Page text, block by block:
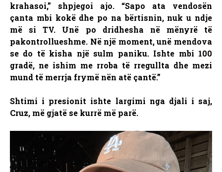
krahasoi,” shpjegoi ajo. “Sapo ata vendosën
çanta mbi kokë dhe po na bërtisnin, nuk u ndje
më si TV. Unë po dridhesha në mënyrë të
pakontrollueshme. Në një moment, unë mendova
se do të kisha një sulm paniku. Ishte mbi 100
gradë, ne ishim me rroba të rregullta dhe mezi
mund të merrja frymë nën atë çantë.”
Shtimi i presionit ishte largimi nga djali i saj,
Cruz, më gjatë se kurrë më parë.